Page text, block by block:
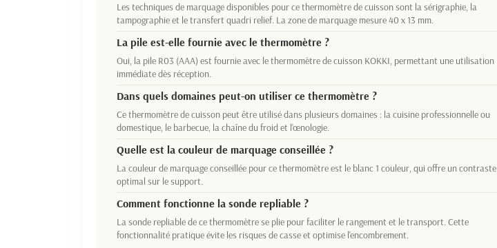
Les techniques de marquage disponibles pour ce thermomètre de cuisson sont la sérigraphie, la
tampographie et le transfert quadri relief. La zone de marquage mesure 40 x 13 mm.
La pile est-elle fournie avec le thermomètre ?
Oui, la pile R03 (AAA) est fournie avec le thermomètre de cuisson KOKKI, permettant une utilisation
immédiate dès réception.
Dans quels domaines peut-on utiliser ce thermomètre ?
Ce thermomètre de cuisson peut être utilisé dans plusieurs domaines : la cuisine professionnelle ou
domestique, le barbecue, la chaîne du froid et l'œnologie.
Quelle est la couleur de marquage conseillée ?
La couleur de marquage conseillée pour ce thermomètre est le blanc 1 couleur, qui offre un contraste
optimal sur le support.
Comment fonctionne la sonde repliable ?
La sonde repliable de ce thermomètre se plie pour faciliter le rangement et le transport. Cette
fonctionnalité pratique évite les risques de casse et optimise l'encombrement.